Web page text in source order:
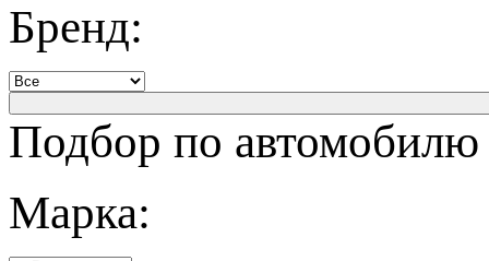
Бренд:
Подбор по автомобилю
Марка: